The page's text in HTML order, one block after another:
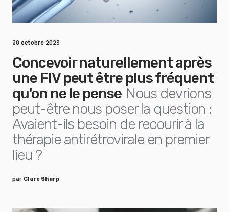
20 octobre 2023
Concevoir naturellement après
une FIV peut être plus fréquent
qu'on ne le pense Nous devrions
peut-être nous poser la question :
Avaient-ils besoin de recourir à la
thérapie antirétrovirale en premier
lieu ?
par Clare Sharp